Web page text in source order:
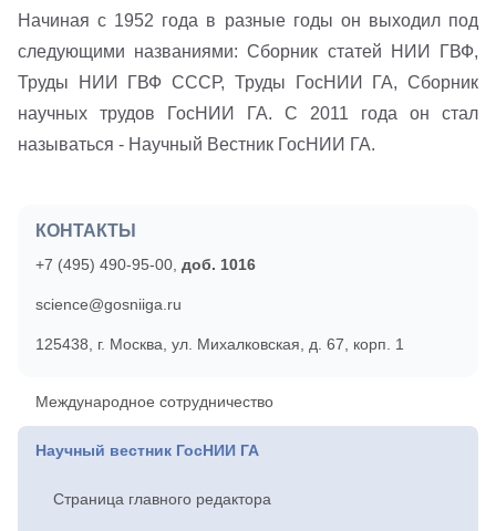
Начиная с 1952 года в разные годы он выходил под
следующими названиями: Сборник статей НИИ ГВФ,
Труды НИИ ГВФ СССР, Труды ГосНИИ ГА, Сборник
научных трудов ГосНИИ ГА. С 2011 года он стал
называться - Научный Вестник ГосНИИ ГА.
КОНТАКТЫ
+7 (495) 490-95-00, доб. 1016
science@gosniiga.ru
125438, г. Москва, ул. Михалковская, д. 67, корп. 1
Международное сотрудничество
Научный вестник ГосНИИ ГА
Страница главного редактора